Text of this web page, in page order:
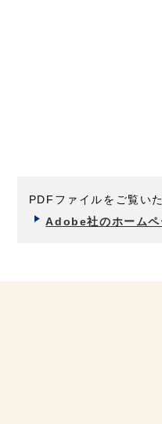
PDFファイルをご覧い
Adobe社のホームペ